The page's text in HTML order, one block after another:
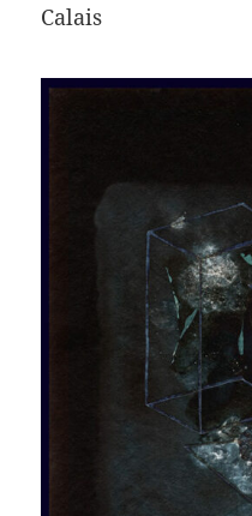
Calais